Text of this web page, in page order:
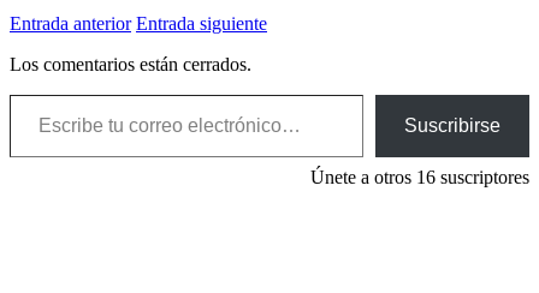
Entrada anterior Entrada siguiente
Los comentarios están cerrados.
Escribe tu correo electrónico…
Suscribirse
Únete a otros 16 suscriptores